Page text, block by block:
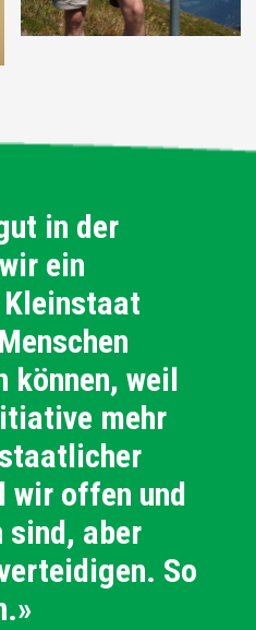
in der
ein
können, weil
mehr
wir offen und
aber
So